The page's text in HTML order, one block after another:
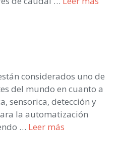
considerados uno de
del mundo en cuanto a
sensorica, detección y
la automatización
… Leer más